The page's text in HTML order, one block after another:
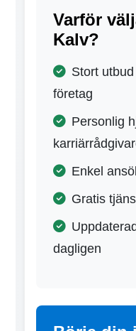
Varför
Kalv?
Stort
företag
Personlig
Enkel
Gratis
dagligen